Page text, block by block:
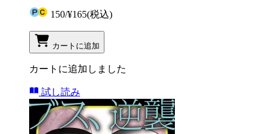
150/¥165(税込)
カートに追加
カートに追加しました
試し読み